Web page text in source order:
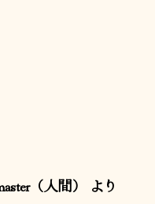
（人間）
より